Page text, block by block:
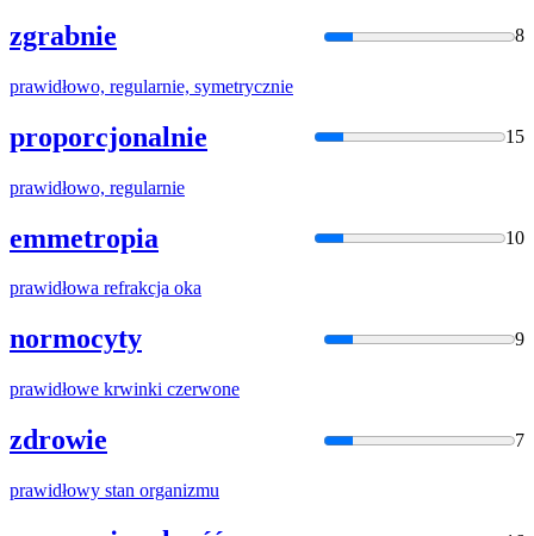
zgrabnie 8
prawidłowo, regularnie, symetrycznie
proporcjonalnie 15
prawidłowo, regularnie
emmetropia 10
prawidłowa refrakcja oka
normocyty 9
prawidłowe krwinki czerwone
zdrowie 7
prawidłowy stan organizmu